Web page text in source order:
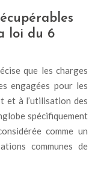
loi du 6
que les charges
engagées pour les
et à l’utilisation des
spécifiquement
comme un
communes de